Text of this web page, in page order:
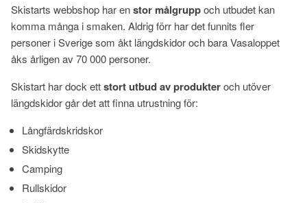
Skistarts webbshop har enstor målgruppoch utbudet kan
komma många i smaken. Aldrig förr har det funnits fler
personer i Sverige som åkt längdskidor och bara Vasaloppet
åks årligen av 70 000 personer.
Skistart har dock ettstort utbud av produkteroch utöver
längdskidor går det att finna utrustning för:
Långfärdskridskor
Skidskytte
Camping
Rullskidor